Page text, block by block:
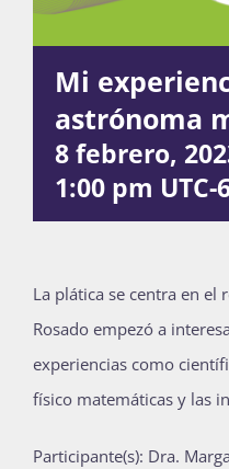
La
Mi
astrónoma
8 febrero,
1:00 pm UTC-
La plática se centra en el
Rosado empezó a
experiencias como
físico matemáticas y las
Participante(s): Dra.